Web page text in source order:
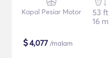
Kapal Pesiar Motor
53 ft
16 m
$4,077 /malam